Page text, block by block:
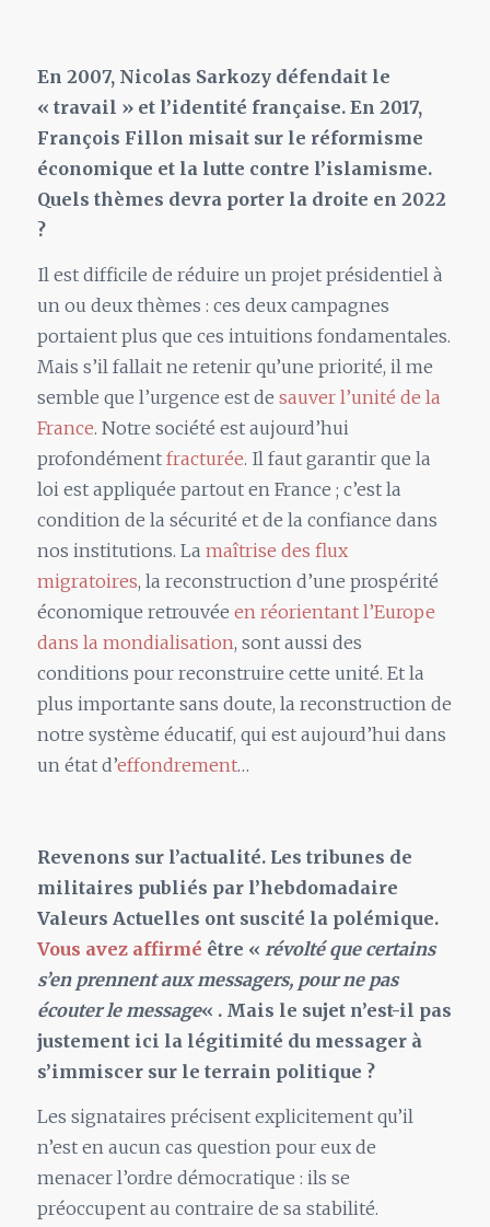
En 2007, Nicolas Sarkozy défendait le
« travail » et l’identité française. En 2017,
François Fillon misait sur le réformisme
économique et la lutte contre l’islamisme.
Quels thèmes devra porter la droite en 2022
?
Il est difficile de réduire un projet présidentiel à
un ou deux thèmes : ces deux campagnes
portaient plus que ces intuitions fondamentales.
Mais s’il fallait ne retenir qu’une priorité, il me
semble que l’urgence est de sauver l’unité de la
France. Notre société est aujourd’hui
profondément fracturée. Il faut garantir que la
loi est appliquée partout en France ; c’est la
condition de la sécurité et de la confiance dans
nos institutions. La maîtrise des flux
migratoires, la reconstruction d’une prospérité
économique retrouvée en réorientant l’Europe
dans la mondialisation, sont aussi des
conditions pour reconstruire cette unité. Et la
plus importante sans doute, la reconstruction de
notre système éducatif, qui est aujourd’hui dans
un état d’effondrement…
Revenons sur l’actualité. Les tribunes de
militaires publiés par l’hebdomadaire
Valeurs Actuelles ont suscité la polémique.
Vous avez affirmé être « révolté que certains
s’en prennent aux messagers, pour ne pas
écouter le message« . Mais le sujet n’est-il pas
justement ici la légitimité du messager à
s’immiscer sur le terrain politique ?
Les signataires précisent explicitement qu’il
n’est en aucun cas question pour eux de
menacer l’ordre démocratique : ils se
préoccupent au contraire de sa stabilité.